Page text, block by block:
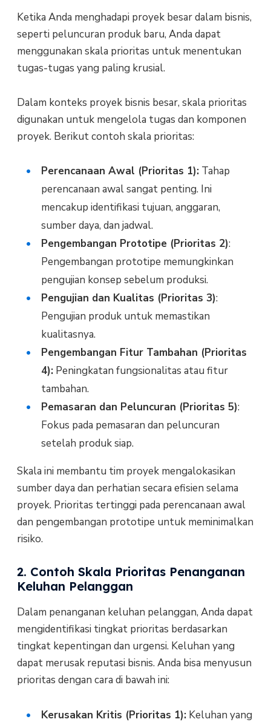
Ketika Anda menghadapi proyek besar dalam bisnis,
seperti peluncuran produk baru, Anda dapat
menggunakan skala prioritas untuk menentukan
tugas-tugas yang paling krusial.
Dalam konteks proyek bisnis besar, skala prioritas
digunakan untuk mengelola tugas dan komponen
proyek. Berikut contoh skala prioritas:
Perencanaan Awal (Prioritas 1):Tahap
perencanaan awal sangat penting. Ini
mencakup identifikasi tujuan, anggaran,
sumber daya, dan jadwal.
Pengembangan Prototipe (Prioritas 2):
Pengembangan prototipe memungkinkan
pengujian konsep sebelum produksi.
Pengujian dan Kualitas (Prioritas 3):
Pengujian produk untuk memastikan
kualitasnya.
Pengembangan Fitur Tambahan (Prioritas
4):Peningkatan fungsionalitas atau fitur
tambahan.
Pemasaran dan Peluncuran (Prioritas 5):
Fokus pada pemasaran dan peluncuran
setelah produk siap.
Skala ini membantu tim proyek mengalokasikan
sumber daya dan perhatian secara efisien selama
proyek. Prioritas tertinggi pada perencanaan awal
dan pengembangan prototipe untuk meminimalkan
risiko.
2. Contoh Skala Prioritas Penanganan
Keluhan Pelanggan
Dalam penanganan keluhan pelanggan, Anda dapat
mengidentifikasi tingkat prioritas berdasarkan
tingkat kepentingan dan urgensi. Keluhan yang
dapat merusak reputasi bisnis. Anda bisa menyusun
prioritas dengan cara di bawah ini:
Kerusakan Kritis (Prioritas 1):Keluhan yang